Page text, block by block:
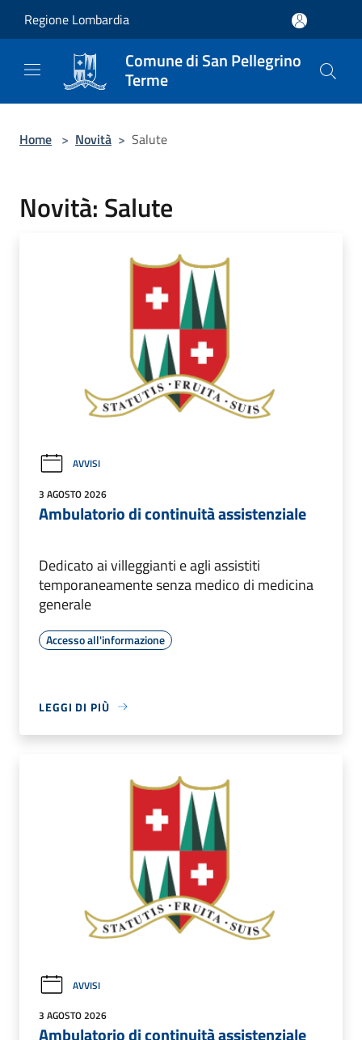
Regione Lombardia
Comune di San Pellegrino
Terme
Home > Novità > Salute
Novità: Salute
AVVISI
3 AGOSTO 2026
Ambulatorio di continuità assistenziale
Dedicato ai villeggianti e agli assistiti
temporaneamente senza medico di medicina
generale
Accesso all'informazione
LEGGI DI PIÙ
AVVISI
3 AGOSTO 2026
Ambulatorio di continuità assistenziale